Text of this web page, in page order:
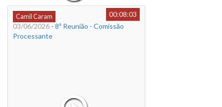
Camil Caram
00:08:03
03/06/2026 - 8ª Reunião - Comissão
Processante